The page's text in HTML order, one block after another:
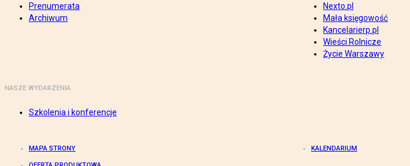
Prenumerata
Archiwum
Nexto.pl
Mała księgowość
Kancelarierp.pl
Wieści Rolnicze
Życie Warszawy
NASZE WYDARZENIA
Szkolenia i konferencje
MAPA STRONY KALENDARIUM